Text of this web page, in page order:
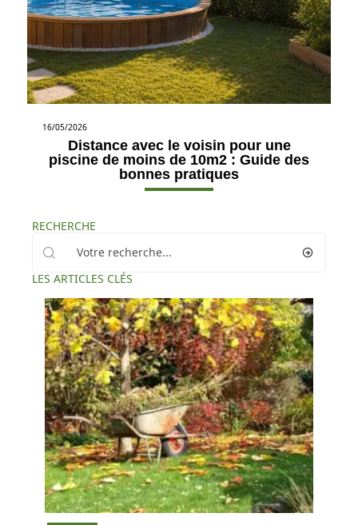
16/05/2026
Distance avec le voisin pour une
piscine de moins de 10m2 : Guide des
bonnes pratiques
RECHERCHE
LES ARTICLES CLÉS